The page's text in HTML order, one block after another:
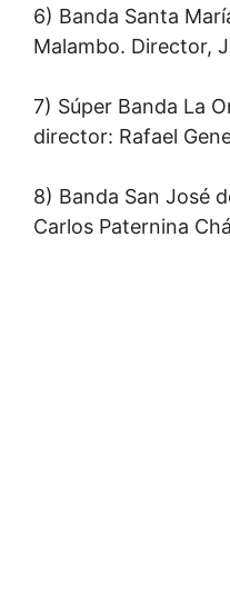
6) Banda Santa
Malambo. Director,
7) Súper Banda La
director: Rafael
8) Banda San José
Carlos Paternina